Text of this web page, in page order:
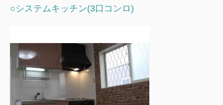
○システムキッチン(3口コンロ)